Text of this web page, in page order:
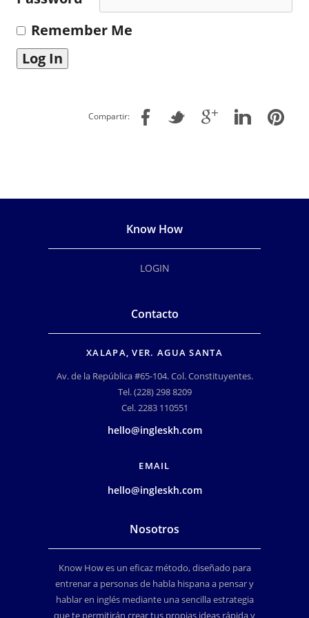
Remember Me
Compartir:
Know How
LOGIN
Contacto
XALAPA, VER. AGUA SANTA
Av. de la República #65-104. Col. Constituyentes.
Tel. (228) 298 8209
Cel. 2283 110551
hello@ingleskh.com
EMAIL
hello@ingleskh.com
Nosotros
Know How es un eficaz método, diseñado para
entrenar a personas de habla hispana a pensar y
hablar en inglés mediante una sencilla estrategia
que te permitirán crear tus propias ideas rápida y